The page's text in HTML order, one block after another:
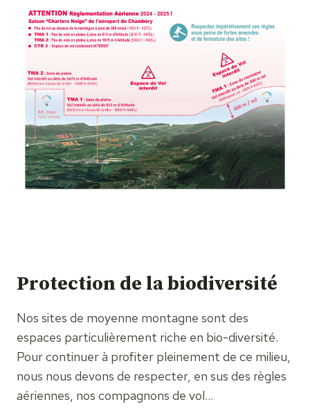
Protection de la biodiversité
Nos sites de moyenne montagne sont des
espaces particulièrement riche en bio-diversité.
Pour continuer à profiter pleinement de ce milieu,
nous nous devons de respecter, en sus des règles
aériennes, nos compagnons de vol…